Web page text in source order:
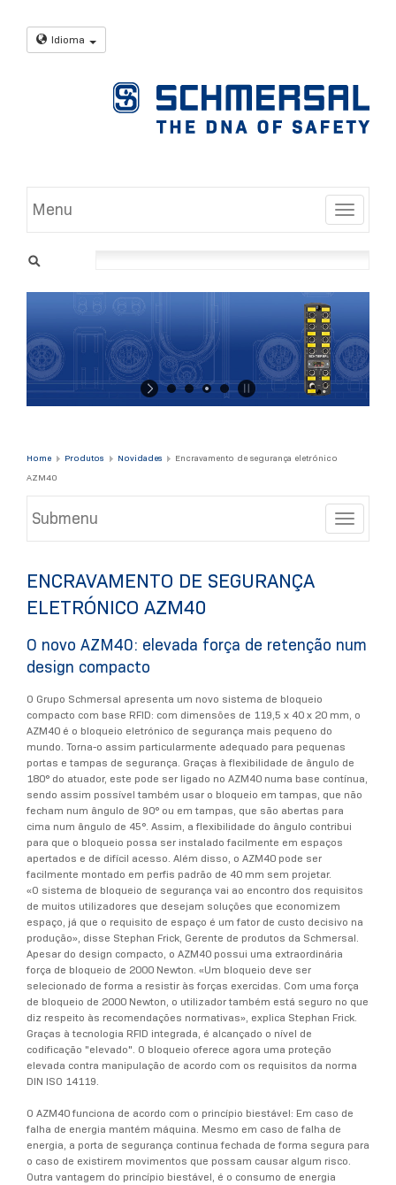
Idioma
Toggle
Menu
disponible por conector
Home Produtos Novidades
Encravamento de segurança eletrónico
AZM40
Toggle
Submenu
ENCRAVAMENTO DE SEGURANÇA
ELETRÓNICO AZM40
O novo AZM40: elevada força de retenção num
design compacto
O Grupo Schmersal apresenta um novo sistema de bloqueio
compacto com base RFID: com dimensões de 119,5 x 40 x 20 mm, o
AZM40 é o bloqueio eletrónico de segurança mais pequeno do
mundo. Torna-o assim particularmente adequado para pequenas
portas e tampas de segurança. Graças à flexibilidade de ângulo de
180° do atuador, este pode ser ligado no AZM40 numa base contínua,
sendo assim possível também usar o bloqueio em tampas, que não
fecham num ângulo de 90° ou em tampas, que são abertas para
cima num ângulo de 45°. Assim, a flexibilidade do ângulo contribui
para que o bloqueio possa ser instalado facilmente em espaços
apertados e de difícil acesso. Além disso, o AZM40 pode ser
facilmente montado em perfis padrão de 40 mm sem projetar.
«O sistema de bloqueio de segurança vai ao encontro dos requisitos
de muitos utilizadores que desejam soluções que economizem
espaço, já que o requisito de espaço é um fator de custo decisivo na
produção», disse Stephan Frick, Gerente de produtos da Schmersal.
Apesar do design compacto, o AZM40 possui uma extraordinária
força de bloqueio de 2000 Newton. «Um bloqueio deve ser
selecionado de forma a resistir às forças exercidas. Com uma força
de bloqueio de 2000 Newton, o utilizador também está seguro no que
diz respeito às recomendações normativas», explica Stephan Frick.
Graças à tecnologia RFID integrada, é alcançado o nível de
codificação "elevado". O bloqueio oferece agora uma proteção
elevada contra manipulação de acordo com os requisitos da norma
DIN ISO 14119.
O AZM40 funciona de acordo com o princípio biestável: Em caso de
falha de energia mantém máquina. Mesmo em caso de falha de
energia, a porta de segurança continua fechada de forma segura para
o caso de existirem movimentos que possam causar algum risco.
Outra vantagem do princípio biestável, é o consumo de energia